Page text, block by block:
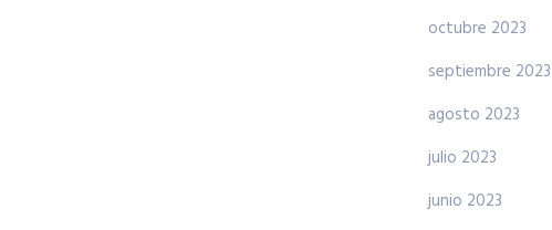
octubre 2023
septiembre 2023
agosto 2023
julio 2023
junio 2023